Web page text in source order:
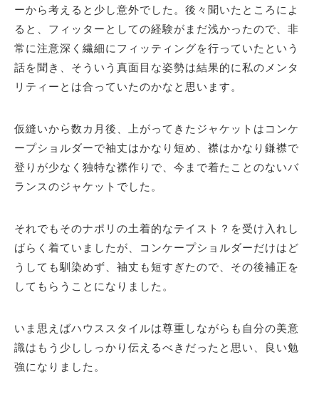
ーから考えると少し意外でした。後々聞いたところによ
ると、フィッターとしての経験がまだ浅かったので、非
常に注意深く繊細にフィッティングを行っていたという
話を聞き、そういう真面目な姿勢は結果的に私のメンタ
リティーとは合っていたのかなと思います。
仮縫いから数カ月後、上がってきたジャケットはコンケ
ープショルダーで袖丈はかなり短め、襟はかなり鎌襟で
登りが少なく独特な襟作りで、今まで着たことのないバ
ランスのジャケットでした。
それでもそのナポリの土着的なテイスト？を受け入れし
ばらく着ていましたが、コンケープショルダーだけはど
うしても馴染めず、袖丈も短すぎたので、その後補正を
してもらうことになりました。
いま思えばハウススタイルは尊重しながらも自分の美意
識はもう少ししっかり伝えるべきだったと思い、良い勉
強になりました。